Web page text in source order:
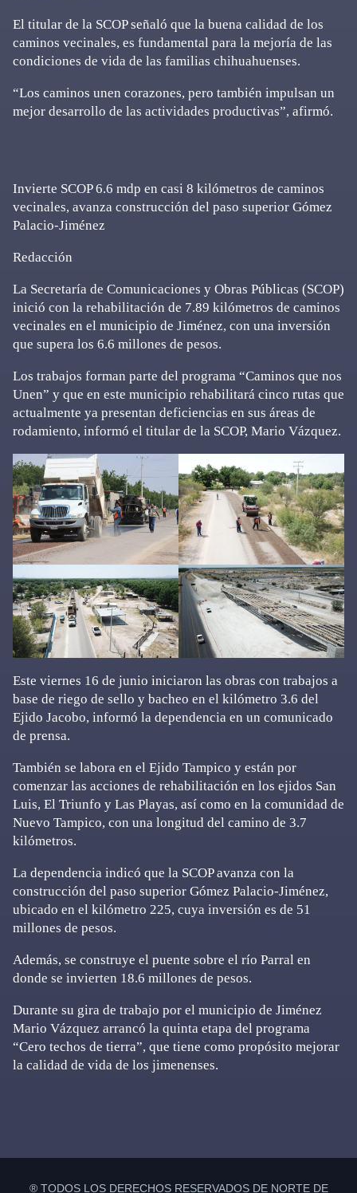
El titular de la SCOP señaló que la buena calidad de los
caminos vecinales, es fundamental para la mejoría de las
condiciones de vida de las familias chihuahuenses.
“Los caminos unen corazones, pero también impulsan un
mejor desarrollo de las actividades productivas”, afirmó.
Invierte SCOP 6.6 mdp en casi 8 kilómetros de caminos
vecinales, avanza construcción del paso superior Gómez
Palacio-Jiménez
Redacción
La Secretaría de Comunicaciones y Obras Públicas (SCOP)
inició con la rehabilitación de 7.89 kilómetros de caminos
vecinales en el municipio de Jiménez, con una inversión
que supera los 6.6 millones de pesos.
Los trabajos forman parte del programa “Caminos que nos
Unen” y que en este municipio rehabilitará cinco rutas que
actualmente ya presentan deficiencias en sus áreas de
rodamiento, informó el titular de la SCOP, Mario Vázquez.
Este viernes 16 de junio iniciaron las obras con trabajos a
base de riego de sello y bacheo en el kilómetro 3.6 del
Ejido Jacobo, informó la dependencia en un comunicado
de prensa.
También se labora en el Ejido Tampico y están por
comenzar las acciones de rehabilitación en los ejidos San
Luis, El Triunfo y Las Playas, así como en la comunidad de
Nuevo Tampico, con una longitud del camino de 3.7
kilómetros.
La dependencia indicó que la SCOP avanza con la
construcción del paso superior Gómez Palacio-Jiménez,
ubicado en el kilómetro 225, cuya inversión es de 51
millones de pesos.
Además, se construye el puente sobre el río Parral en
donde se invierten 18.6 millones de pesos.
Durante su gira de trabajo por el municipio de Jiménez
Mario Vázquez arrancó la quinta etapa del programa
“Cero techos de tierra”, que tiene como propósito mejorar
la calidad de vida de los jimenenses.
® TODOS LOS DERECHOS RESERVADOS DE NORTE DE